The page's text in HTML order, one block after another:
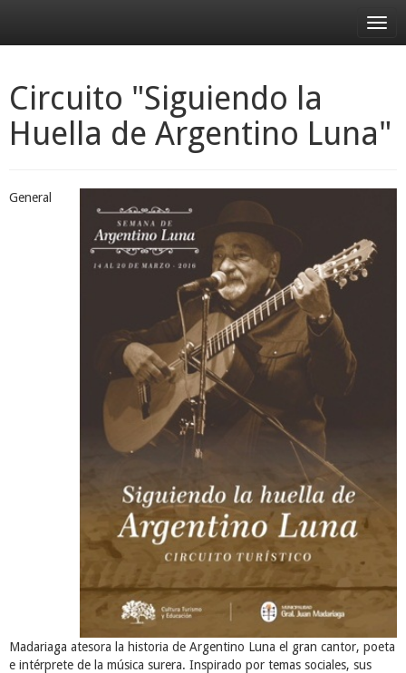
Circuito "Siguiendo la
Huella de Argentino Luna"
General
Madariaga atesora la historia de Argentino Luna el gran cantor, poeta
e intérprete de la música surera. Inspirado por temas sociales, sus